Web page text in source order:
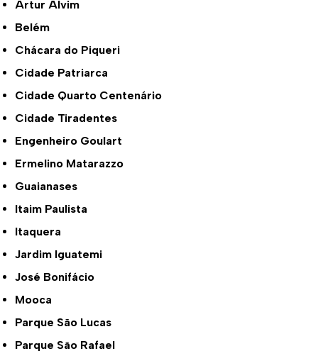
Artur Alvim
Belém
Chácara do Piqueri
Cidade Patriarca
Cidade Quarto Centenário
Cidade Tiradentes
Engenheiro Goulart
Ermelino Matarazzo
Guaianases
Itaim Paulista
Itaquera
Jardim Iguatemi
José Bonifácio
Mooca
Parque São Lucas
Parque São Rafael